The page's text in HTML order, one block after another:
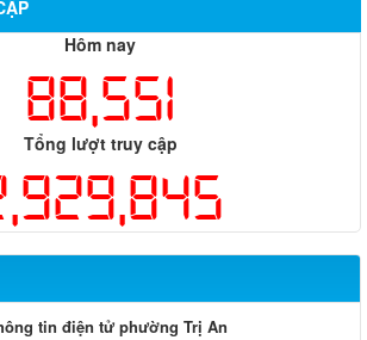
Hôm nay
88,551
Tổng lượt truy cập
tin điện tử phường Trị An